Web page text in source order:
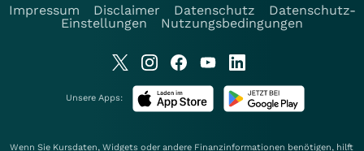
Impressum
Disclaimer Datenschutz
Datenschutz-
Einstellungen
Nutzungsbedingungen
Unsere Apps:
Wenn Sie Kursdaten, Widgets oder andere Finanzinformationen benötigen, hilft